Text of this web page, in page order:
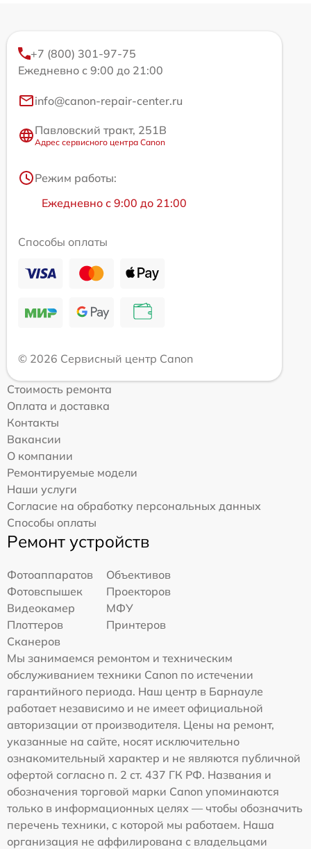
+7 (800) 301-97-75
Ежедневно с 9:00 до 21:00
info@canon-repair-center.ru
Павловский тракт, 251В
Адрес сервисного центра Canon
Режим работы:
Ежедневно с 9:00 до 21:00
Способы оплаты
© 2026 Сервисный центр Canon
Стоимость ремонта
Оплата и доставка
Контакты
Вакансии
О компании
Ремонтируемые модели
Наши услуги
Согласие на обработку персональных данных
Способы оплаты
Ремонт устройств
Фотоаппаратов
Объективов
Фотовспышек
Проекторов
Видеокамер
МФУ
Плоттеров
Принтеров
Сканеров
Мы занимаемся ремонтом и техническим
обслуживанием техники Canon по истечении
гарантийного периода. Наш центр в Барнауле
работает независимо и не имеет официальной
авторизации от производителя. Цены на ремонт,
указанные на сайте, носят исключительно
ознакомительный характер и не являются публичной
офертой согласно п. 2 ст. 437 ГК РФ. Названия и
обозначения торговой марки Canon упоминаются
только в информационных целях — чтобы обозначить
перечень техники, с которой мы работаем. Наша
организация не аффилирована с владельцами